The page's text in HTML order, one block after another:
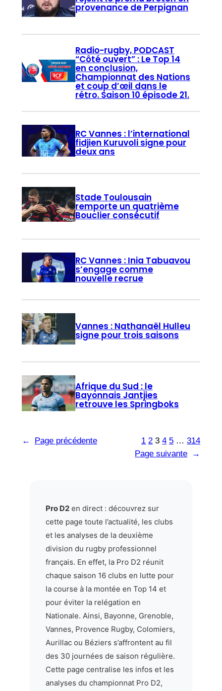
provenance de Perpignan
Radio-rugby, PODCAST
“Côté ouvert” : Le Top 14
en conclusion,
Championnat des Nations
et coup d’œil dans le
rétro. Saison 10 épisode 21.
RC Vannes : l’international
fidjien Kuruvoli signe pour
deux ans
Stade Toulousain
remporte un quatrième
Bouclier consécutif
RC Vannes : Inia Tabuavou
s’engage comme
nouvelle recrue
Vannes : Nathanaël Hulleu
signe pour trois saisons
Afrique du Sud : le
Bayonnais Jantjies
retrouve les Springboks
← Page précédente 1 2 3 4 5 … 314
Page suivante
→
Pro D2en direct : découvrez sur
cette page toute l’actualité, les clubs
et les analyses de la deuxième
division du rugby professionnel
français. En effet, la Pro D2 réunit
chaque saison 16 clubs en lutte pour
la course à la montée en Top 14 et
pour éviter la relégation en
Nationale. Ainsi, Bayonne, Grenoble,
Vannes, Provence Rugby, Colomiers,
Aurillac ou Béziers s’affrontent au fil
des 30 journées de saison régulière.
Cette page centralise les infos et les
analyses du championnat Pro D2,